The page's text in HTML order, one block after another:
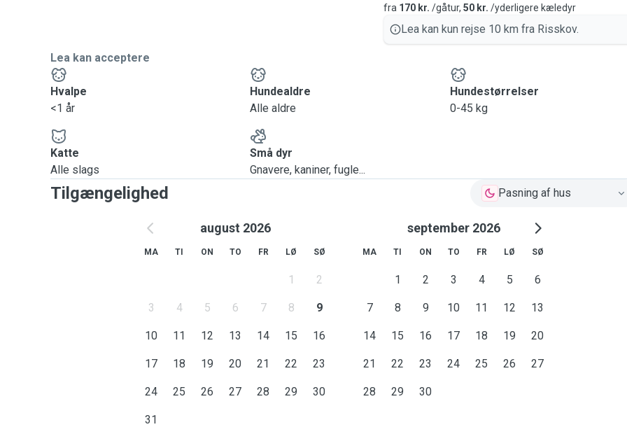
fra 170 kr. /gåtur, 50 kr. /yderligere kæledyr
Lea kan kun rejse 10 km fra Risskov.
Lea kan acceptere
Hvalpe
<1 år
Hundealdre
Alle aldre
Hundestørrelser
0-45 kg
Katte
Alle slags
Små dyr
Gnavere, kaniner, fugle...
Tilgængelighed Pasning af hus
august 2026
MA TI ON TO FR LØ SØ
1 2
3 4 5 6 7 8 9
10 11 12 13 14 15 16
17 18 19 20 21 22 23
24 25 26 27 28 29 30
31
september 2026
MA TI ON TO FR LØ SØ
1 2 3 4 5 6
7 8 9 10 11 12 13
14 15 16 17 18 19 20
21 22 23 24 25 26 27
28 29 30